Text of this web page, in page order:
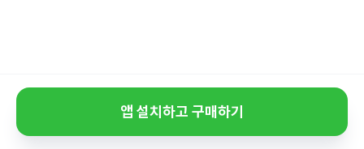
앱 설치하고 구매하기